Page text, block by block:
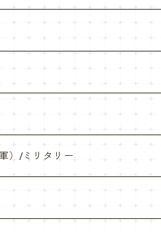
加工）
ン
ー・スマホケース
）/ミリタリー